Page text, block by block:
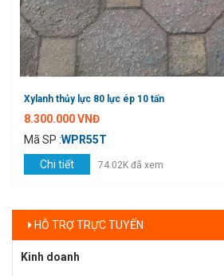
Xylanh thủy lực 80 lực ép 10 tấn
8.300.000 VNĐ
Mã SP :WPR55T
Chi tiết
74.02K đã xem
HỖ TRỢ TRỰC TUYẾN
Kinh doanh